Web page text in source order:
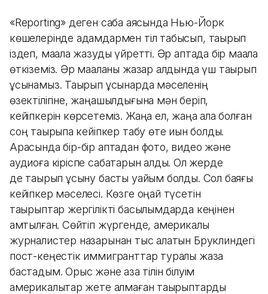
«Reporting» деген сабақ аясында Нью-Йорк
көшелерінде адамдармен тіл табысып, тақырып
іздеп, мақала жазуды үйретті. Әр аптада бір мақала
өткіземіз. Әр мақаланы жазар алдында үш тақырып
ұсынамыз. Тақырып ұсынарда мәселенің
өзектілігіне, жаңашылдығына мән беріп,
кейіпкерін көрсетеміз. Жаңа ел, жаңа қала болған
соң тақырыпқа кейіпкер табу өте қиын болды.
Арасында бір-бір аптадан фото, видео және
аудиоға кіріспе сабақтарын алдық. Ол жерде
де тақырып ұсыну басты уайым болды. Сол баяғы
кейіпкер мәселесі. Көзге оңай түсетін
тақырыптар жергілікті басылымдарда кеңінен
қамтылған. Сөйтіп жүргенде, америкалық
журналистер назарынан тыс қалатын Бруклиндегі
пост-кеңестік иммигранттар туралы жаза
бастадым. Орыс және қазақ тілін білуім
америкалықтар жете алмаған тақырыптарды